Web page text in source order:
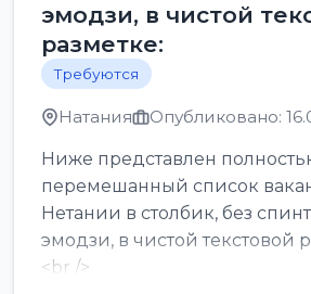
эмодзи, в чистой
разметке:
Требуются
Натания Опубликовано:
Ниже представлен
перемешанный список
Нетании в столбик, без
эмодзи, в чистой текстовой
<br />